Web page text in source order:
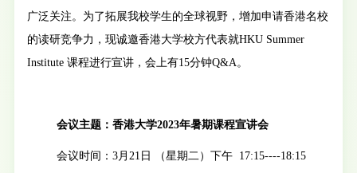
广泛关注。为了拓展我校学生的全球视野，增加申请香港名校
的读研竞争力，现诚邀香港大学校方代表就HKU Summer
Institute课程进行宣讲，会上有15分钟Q&A。
会议主题：香港大学2023年暑期课程宣讲会
会议时间：3 月 21 日 （星期二）下午 17:15----18:15